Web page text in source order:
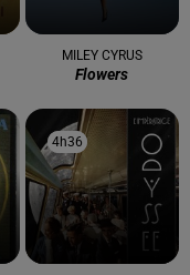
MILEY CYRUS
Flowers
4h36
4h36